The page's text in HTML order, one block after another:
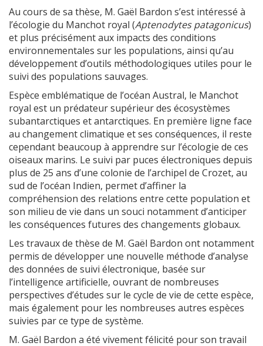
Au cours de sa thèse, M. Gaël Bardon s’est intéressé à
l’écologie du Manchot royal (Aptenodytes patagonicus)
et plus précisément aux impacts des conditions
environnementales sur les populations, ainsi qu’au
développement d’outils méthodologiques utiles pour le
suivi des populations sauvages.
Espèce emblématique de l’océan Austral, le Manchot
royal est un prédateur supérieur des écosystèmes
subantarctiques et antarctiques. En première ligne face
au changement climatique et ses conséquences, il reste
cependant beaucoup à apprendre sur l’écologie de ces
oiseaux marins. Le suivi par puces électroniques depuis
plus de 25 ans d’une colonie de l’archipel de Crozet, au
sud de l’océan Indien, permet d’affiner la
compréhension des relations entre cette population et
son milieu de vie dans un souci notamment d’anticiper
les conséquences futures des changements globaux.
Les travaux de thèse de M. Gaël Bardon ont notamment
permis de développer une nouvelle méthode d’analyse
des données de suivi électronique, basée sur
l’intelligence artificielle, ouvrant de nombreuses
perspectives d’études sur le cycle de vie de cette espèce,
mais également pour les nombreuses autres espèces
suivies par ce type de système.
M. Gaël Bardon a été vivement félicité pour son travail